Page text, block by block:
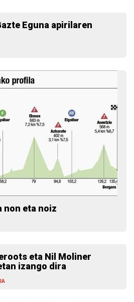
Eguna apirilaren
non eta noiz
eta Nil Moliner
izango dira